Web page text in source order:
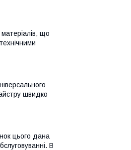
що
швидко
цього дана
В